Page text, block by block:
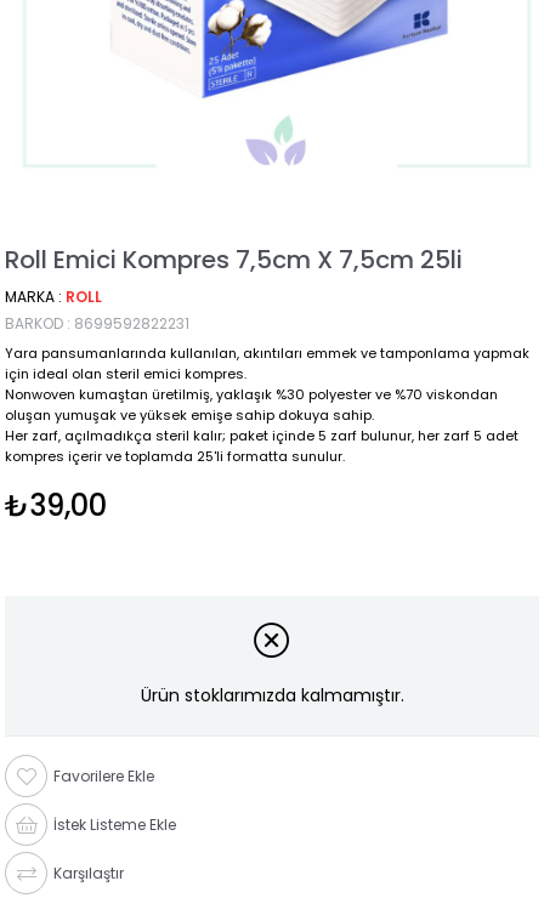
Roll Emici Kompres 7,5cm X 7,5cm 25li
MARKA : ROLL
BARKOD : 8699592822231
Yara pansumanlarında kullanılan, akıntıları emmek ve tamponlama yapmak
için ideal olan steril emici kompres.
Nonwoven kumaştan üretilmiş, yaklaşık %30 polyester ve %70 viskondan
oluşan yumuşak ve yüksek emişe sahip dokuya sahip.
Her zarf, açılmadıkça steril kalır; paket içinde 5 zarf bulunur, her zarf 5 adet
kompres içerir ve toplamda 25'li formatta sunulur.
₺39,00
Ürün stoklarımızda kalmamıştır.
Favorilere Ekle
İstek Listeme Ekle
Karşılaştır